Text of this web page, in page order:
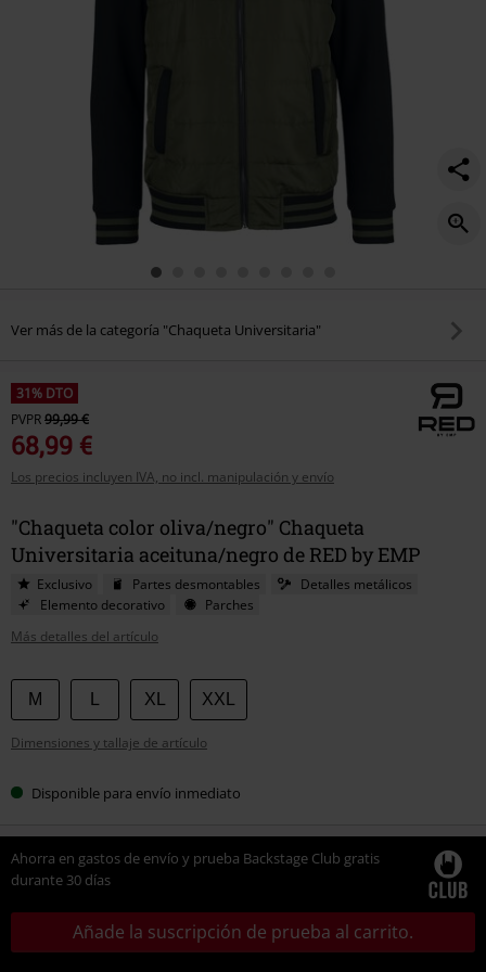
Ver más de la categoría "Chaqueta Universitaria"
31% DTO
PVPR99,99 €
68,99 €
Los precios incluyen IVA, no incl. manipulación y envío
"Chaqueta color oliva/negro" Chaqueta
Universitaria aceituna/negro de RED by EMP
Exclusivo Partes desmontables
Detalles metálicos
Elemento decorativo
Parches
Más detalles del artículo
Elige
tu
talla
M XL XXL
Dimensiones y tallaje de artículo
Disponible para envío inmediato
Ahorra en gastos de envío y prueba Backstage Club gratis
durante 30 días
Añade la suscripción de prueba al carrito.